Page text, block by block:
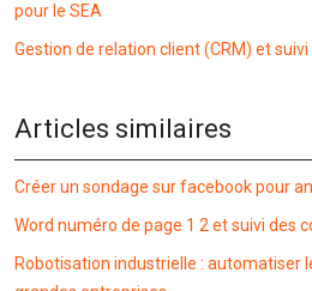
pour le SEA
Gestion de relation client (CRM) et
Articles similaires
Créer un sondage sur facebook pour
Word numéro de page 1 2 et suivi des
Robotisation industrielle : automatiser